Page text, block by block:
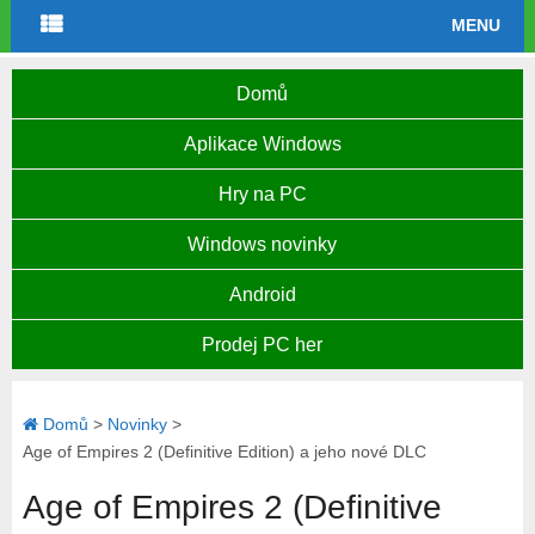
MENU
Domů
Aplikace Windows
Hry na PC
Windows novinky
Android
Prodej PC her
Domů > Novinky>
Age of Empires 2 (Definitive Edition) a jeho nové DLC
Age of Empires 2 (Definitive